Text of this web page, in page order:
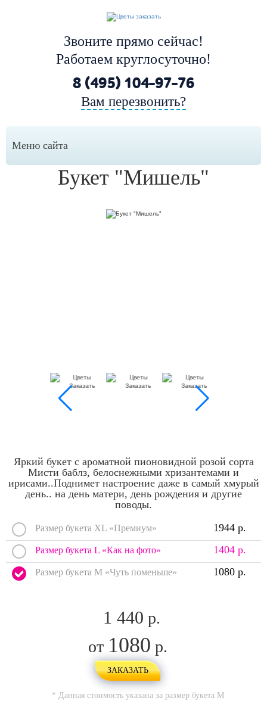
Звоните прямо сейчас!
Работаем круглосуточно!
8 (495) 104-97-76
Вам перезвонить?
Меню сайта
Букет "Мишель"
Яркий букет с ароматной пионовидной розой сорта
Мисти баблз, белоснежными хризантемами и
ирисами..Поднимет настроение даже в самый хмурый
день.. на день матери, день рождения и другие
поводы.
Размер букета XL «Премиум» 1944 р.
Размер букета L «Как на фото» 1404 р.
Размер букета M «Чуть поменьше» 1080 р.
1 440 р.
от 1080 р.
ЗАКАЗАТЬ
* Данная стоимость указана за размер букета M